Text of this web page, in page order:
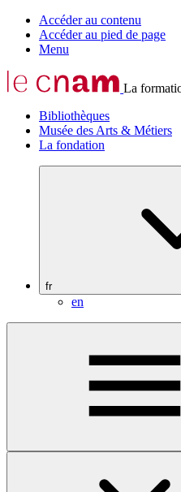
Accéder au contenu
Accéder au pied de page
Menu
La
Bibliothèques
Musée des Arts & Métiers
La fondation
fr
en